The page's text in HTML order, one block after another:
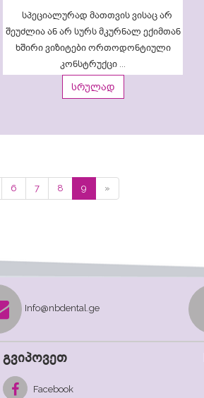
სპეციალურად მათთვის ვისაც არ
შეუძლია ან არ სურს მკურნალ ექიმთან
ხშირი ვიზიტები ორთოდონტიული
კონსტრუქცი ...
სრულად
6 7 8 9 »
Info@nbdental.ge
გვიპოვეთ
Facebook